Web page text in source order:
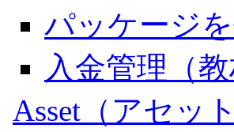
パッケージ
入金管理（
Asset（アセッ